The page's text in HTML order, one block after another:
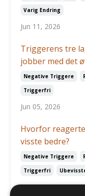
Varig Endring
Jun 11, 2026
Triggerens tre
jobber med det
Negative Triggere
Triggerfri
Jun 05, 2026
Hvorfor
visste bedre?
Negative Triggere
Triggerfri
May 03, 2026